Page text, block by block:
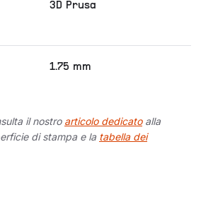
3D Prusa
1.75 mm
il nostro articolo dedicatoalla
di stampa e la tabella dei